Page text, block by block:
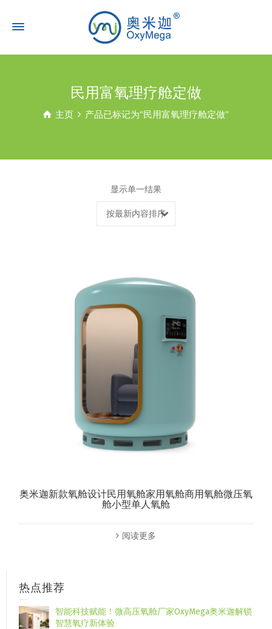
民用富氧理疗舱定做
主页 产品已标记为“民用富氧理疗舱定做”
显示单一结果
按最新内容排序
奥米迦新款氧舱设计民用氧舱家用氧舱商用氧舱微压氧
舱小型单人氧舱
阅读更多
热点推荐
智能科技赋能！微高压氧舱厂家OxyMega奥米迦解锁
智慧氧疗新体验